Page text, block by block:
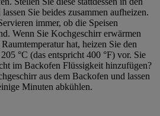
Sie beides zusammen aufheizen.
immer, ob die Speisen
Wenn Sie Kochgeschirr erwärmen
hat, heizen Sie den
°C (das entspricht 400 °F) vor. Sie
im Backofen Flüssigkeit hinzufügen?
aus dem Backofen und lassen
Minuten abkühlen.